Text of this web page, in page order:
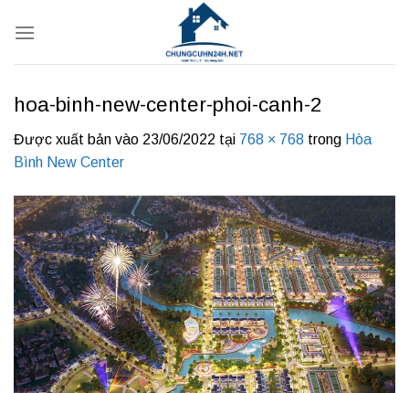
qua
hoa-binh-new-center-phoi-canh-2
Được xuất bản vào 23/06/2022 tại 768 × 768 trong Hòa
Bình New Center